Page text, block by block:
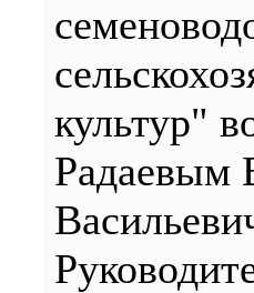
культур"
Радаевым